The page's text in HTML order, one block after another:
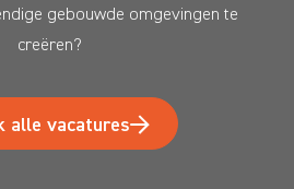
gebouwde omgevingen te
creëren?
alle vacatures